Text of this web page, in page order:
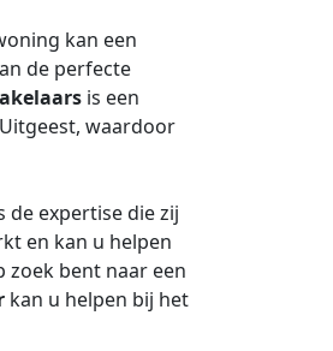
kan een
de perfecte
is een
waardoor
de expertise die zij
en kan u helpen
zoek bent naar een
kan u helpen bij het